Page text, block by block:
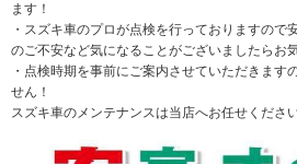
ます！
・スズキ車のプロが点検を行っておりますので
のご不安など気になることがございましたらお
・点検時期を事前にご案内させていただきます
せん！
スズキ車のメンテナンスは当店へお任せくだ